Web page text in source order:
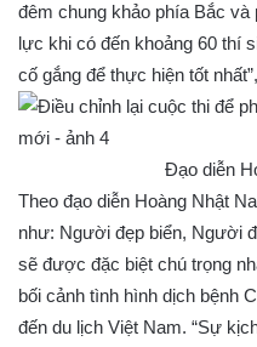
đêm chung khảo phía Bắc
lực khi có đến khoảng 60 thí
cố gắng để thực hiện tốt
Đạo diễn
Theo đạo diễn Hoàng Nhật
như: Người đẹp biển, Người
sẽ được đặc biệt chú trọng
bối cảnh tình hình dịch bệnh
đến du lịch Việt Nam. “Sự